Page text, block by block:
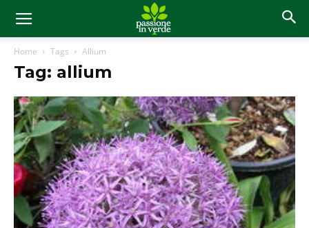
Home Tags Allium
Tag: allium